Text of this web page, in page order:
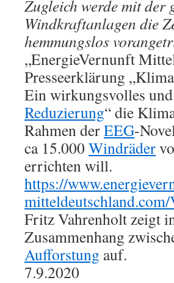
Zugleich werde mit der
Windkraftanlagen die
hemmungslos
„EnergieVernunft
Presseerklärung
Ein wirkungsvolles
Reduzierung“ die
Rahmen derEEG-
ca 15.000Windräder
errichten will.
https://
Fritz Vahrenholt zeigt
Zusammenhang
Aufforstung auf.
7.9.2020